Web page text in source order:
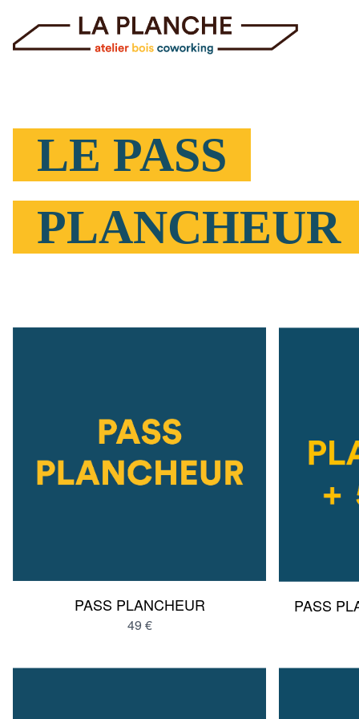
LE PASS
PASS PLANCHEUR
49 €
PASS